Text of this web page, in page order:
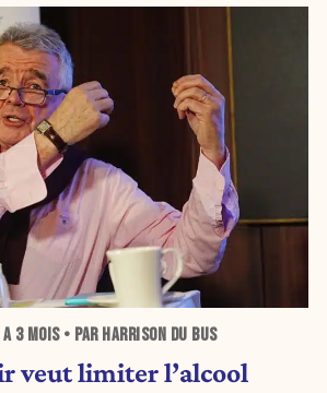
3 MOIS• PAR HARRISON DU BUS
veut limiter l’alcool